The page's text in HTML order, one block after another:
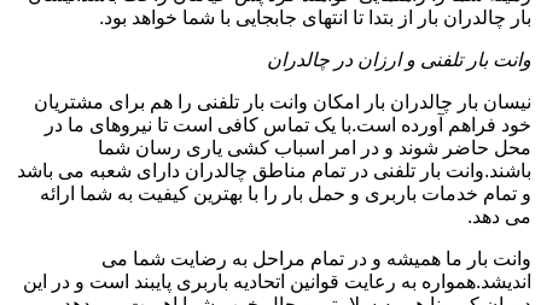
بار چالدران بار از بتدا تا انتهای جابجایی با شما خواهد بود.
وانت بار تلفنی و ارزان در چالدران
نیسان بار چالدران بار امکان وانت بار تلفنی را هم برای مشتریان
خود فراهم آورده است.با یک تماس کافی است تا نیروهای ما در
محل حاضر شوند و در امر اسباب کشی یاری رسان شما
باشند.وانت بار تلفنی در تمام مناطق چالدران دارای شعبه می باشد
و تمام خدمات باربری و حمل بار را با بهترین کیفیت به شما ارائه
می دهد.
وانت بار ما همیشه و در تمام مراحل به رضایت شما می
اندیشد.همواره به رعایت قوانین اتحادیه باربری پایبند است و در این